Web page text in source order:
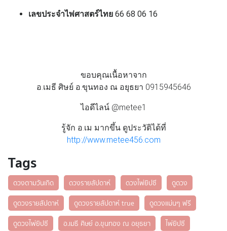
เลขประจำไพ่ศาสตร์ไทย 66 68 06 16
ขอบคุณเนื้อหาจาก
อ.เมธี ศิษย์ อ.ขุนทอง ณ อยุธยา 0915945646
ไอดีไลน์ @metee1
รู้จัก อ.เม มากขึ้น ดูประวัติได้ที่
http://www.metee456.com
Tags
ดวงตามวันเกิด ดวงรายสัปดาห์ ดวงไพ่ยิปซี
ดูดวง
ดูดวงรายสัปดาห์
ดูดวงรายสัปดาห์ true
ดูดวงแม่นๆ ฟรี
ดูดวงไพ่ยิปซี
อ.เมธี ศิษย์ อ.ขุนทอง ณ อยุธยา
ไพ่ยิปซี